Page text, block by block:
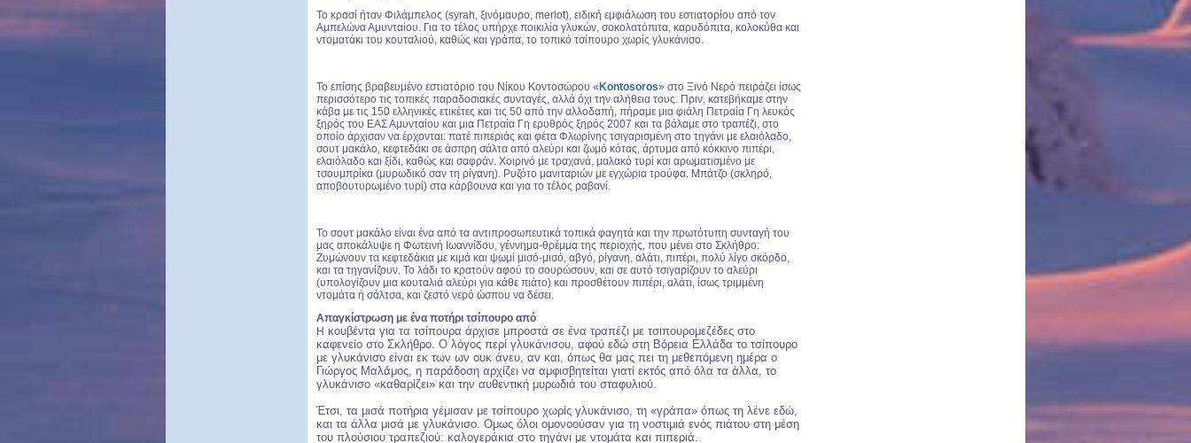
Το κρασί ήταν Φιλάμπελος (syrah, ξινόμαυρο, merlot), ειδική εμφιάλωση του εστιατορίου από τον
Αμπελώνα Αμυνταίου. Για το τέλος υπήρχε ποικιλία γλυκών, σοκολατόπιτα, καρυδόπιτα, κολοκύθα και
ντοματάκι του κουταλιού, καθώς και γράπα, το τοπικό τσίπουρο χωρίς γλυκάνισο.
Το επίσης βραβευμένο εστιατόριο του Νίκου Κοντοσώρου « Kontosoros» στο Ξινό Νερό πειράζει ίσως
περισσότερο τις τοπικές παραδοσιακές συνταγές, αλλά όχι την αλήθεια τους. Πριν, κατεβήκαμε στην
κάβα με τις 150 ελληνικές ετικέτες και τις 50 από την αλλοδαπή, πήραμε μια φιάλη Πετραία Γη λευκός
ξηρός του ΕΑΣ Αμυνταίου και μια Πετραία Γη ερυθρός ξηρός 2007 και τα βάλαμε στο τραπέζι, στο
οποίο άρχισαν να έρχονται: πατέ πιπεριάς και φέτα Φλωρίνης τσιγαρισμένη στο τηγάνι με ελαιόλαδο,
σουτ μακάλο, κεφτεδάκι σε άσπρη σάλτα από αλεύρι και ζωμό κότας, άρτυμα από κόκκινο πιπέρι,
ελαιόλαδο και ξίδι, καθώς και σαφράν. Χοιρινό με τραχανά, μαλακό τυρί και αρωματισμένο με
τσουμπρίκα (μυρωδικό σαν τη ρίγανη). Ρυζότο μανιταριών με εγχώρια τρούφα. Μπάτζο (σκληρό,
αποβουτυρωμένο τυρί) στα κάρβουνα και για το τέλος ραβανί.
Το σουτ μακάλο είναι ένα από τα αντιπροσωπευτικά τοπικά φαγητά και την πρωτότυπη συνταγή του
μας αποκάλυψε η Φωτεινή Ιωαννίδου, γέννημα-θρέμμα της περιοχής, που μένει στο Σκλήθρο:
Ζυμώνουν τα κεφτεδάκια με κιμά και ψωμί μισό-μισό, αβγό, ρίγανη, αλάτι, πιπέρι, πολύ λίγο σκόρδο,
και τα τηγανίζουν. Το λάδι το κρατούν αφού το σουρώσουν, και σε αυτό τσιγαρίζουν το αλεύρι
(υπολογίζουν μια κουταλιά αλεύρι για κάθε πιάτο) και προσθέτουν πιπέρι, αλάτι, ίσως τριμμένη
ντομάτα ή σάλτσα, και ζεστό νερό ώσπου να δέσει.
Απαγκίστρωση με ένα ποτήρι τσίπουρο από
Η κουβέντα για τα τσίπουρα άρχισε μπροστά σε ένα τραπέζι με τσιπουρομεζέδες στο
καφενείο στο Σκλήθρο. O λόγος περί γλυκάνισου, αφού εδώ στη Βόρεια Ελλάδα το τσίπουρο
με γλυκάνισο είναι εκ των ων ουκ άνευ, αν και, όπως θα μας πει τη μεθεπόμενη ημέρα ο
Γιώργος Μαλάμος, η παράδοση αρχίζει να αμφισβητείται γιατί εκτός από όλα τα άλλα, το
γλυκάνισο «καθαρίζει» και την αυθεντική μυρωδιά του σταφυλιού.
Έτσι, τα μισά ποτήρια γέμισαν με τσίπουρο χωρίς γλυκάνισο, τη «γράπα» όπως τη λένε εδώ,
και τα άλλα μισά με γλυκάνισο. Ομως όλοι ομονοούσαν για τη νοστιμιά ενός πιάτου στη μέση
του πλούσιου τραπεζιού: καλογεράκια στο τηγάνι με ντομάτα και πιπεριά.